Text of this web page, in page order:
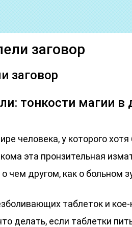
заговор
заговор
тонкости магии
человека, у которого хотя
эта пронзительная
чем другом, как о больном
таблеток и кое-
делать, если таблетки